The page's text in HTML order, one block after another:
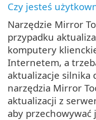
Czy jesteś
Narzędzie Mirror
przypadku
komputery
Internetem, a
aktualizacje silnika
narzędzia Mirror
aktualizacji z
aby przechowywać